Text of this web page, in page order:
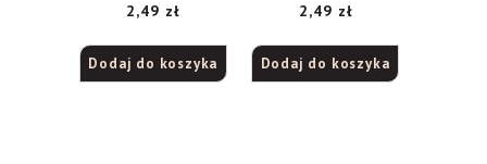
2,49 zł
Dodaj do koszyka
2,49 zł
Dodaj do koszyka